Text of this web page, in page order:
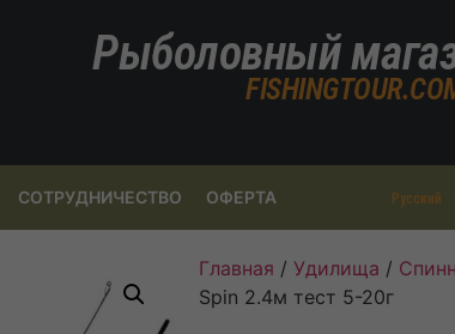
Рыболовный
Русский
СОТРУДНИЧЕСТВО ОФЕРТА
Главная / Удилища /
Spin 2.4м тест 5-20г